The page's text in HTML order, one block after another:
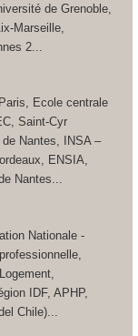
de Grenoble,
Marseille,
2...
Ecole centrale
Saint-Cyr
Nantes, INSA –
ENSIA,
Nantes...
Nationale -
IDF, APHP,
Chile)...